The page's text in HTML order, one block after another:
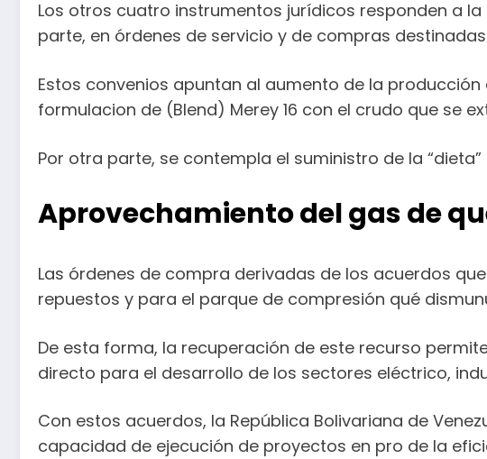
Los otros cuatro instrumentos jurídicos responden a
parte, en órdenes de servicio y de compras
Estos convenios apuntan al aumento de la
formulacion de (Blend) Merey 16 con el crudo que se
Por otra parte, se contempla el suministro de la
Aprovechamiento del gas de
Las órdenes de compra derivadas de los acuerdos
repuestos y para el parque de compresión qué
De esta forma, la recuperación de este recurso
directo para el desarrollo de los sectores eléctrico,
Con estos acuerdos, la República Bolivariana de
capacidad de ejecución de proyectos en pro de la